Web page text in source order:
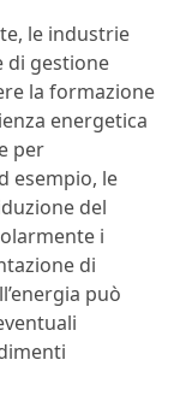
le industrie
di gestione
la formazione
energetica
per
esempio, le
del
i
di
può